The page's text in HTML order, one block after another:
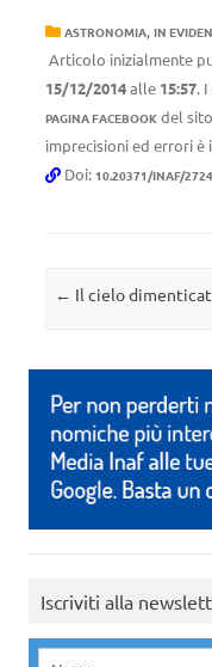
ASTRONOMIA, IN
Articolo inizialmente
15/12/2014alle 15:57.
PAGINA FACEBOOK del
imprecisioni ed errori è
Doi: 10.20371/INAF/
Navigazione articolo
← Il cielo
Iscriviti alla